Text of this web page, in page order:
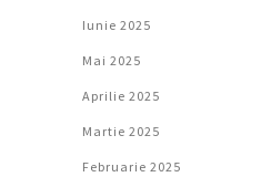
Iunie 2025
Mai 2025
Aprilie 2025
Martie 2025
Februarie 2025